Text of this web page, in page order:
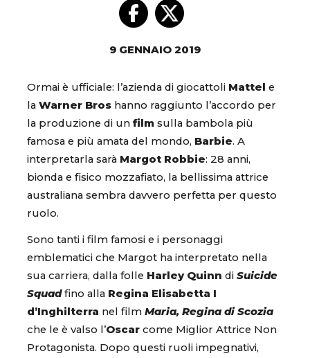
9 GENNAIO 2019
Ormai è ufficiale: l’azienda di giocattoli Mattel e
la Warner Bros hanno raggiunto l’accordo per
la produzione di un film sulla bambola più
famosa e più amata del mondo, Barbie. A
interpretarla sarà Margot Robbie: 28 anni,
bionda e fisico mozzafiato, la bellissima attrice
australiana sembra davvero perfetta per questo
ruolo.
Sono tanti i film famosi e i personaggi
emblematici che Margot ha interpretato nella
sua carriera, dalla folle Harley Quinn di Suicide
Squadfino alla Regina Elisabetta I
d’Inghilterra nel film Maria, Regina di Scozia
che le è valso l’Oscar come Miglior Attrice Non
Protagonista. Dopo questi ruoli impegnativi,